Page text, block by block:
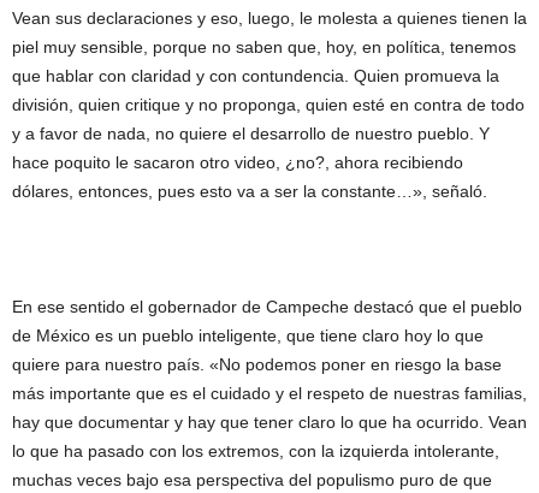
Vean sus declaraciones y eso, luego, le molesta a quienes tienen la
piel muy sensible, porque no saben que, hoy, en política, tenemos
que hablar con claridad y con contundencia. Quien promueva la
división, quien critique y no proponga, quien esté en contra de todo
y a favor de nada, no quiere el desarrollo de nuestro pueblo. Y
hace poquito le sacaron otro video, ¿no?, ahora recibiendo
dólares, entonces, pues esto va a ser la constante…», señaló.
En ese sentido el gobernador de Campeche destacó que el pueblo
de México es un pueblo inteligente, que tiene claro hoy lo que
quiere para nuestro país. «No podemos poner en riesgo la base
más importante que es el cuidado y el respeto de nuestras familias,
hay que documentar y hay que tener claro lo que ha ocurrido. Vean
lo que ha pasado con los extremos, con la izquierda intolerante,
muchas veces bajo esa perspectiva del populismo puro de que